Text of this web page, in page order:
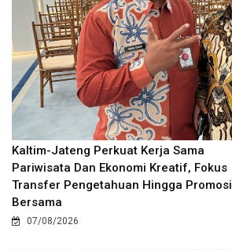
Kaltim-Jateng Perkuat Kerja Sama
Pariwisata Dan Ekonomi Kreatif, Fokus
Transfer Pengetahuan Hingga Promosi
Bersama
07/08/2026